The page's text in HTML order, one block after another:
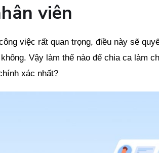
viên
việc rất quan trọng, điều này sẽ
Vậy làm thế nào để chia ca làm
xác nhất?